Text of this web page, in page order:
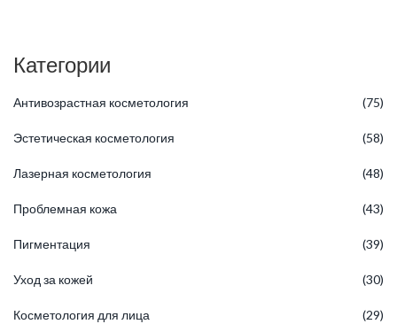
Категории
Антивозрастная косметология (75)
Эстетическая косметология (58)
Лазерная косметология (48)
Проблемная кожа (43)
Пигментация (39)
Уход за кожей (30)
Косметология для лица (29)